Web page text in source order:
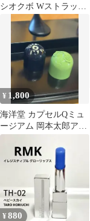
シオクボ Wストラップ
ニットキャミ
¥ 1,800
海洋堂 カプセルQミュ
ージアム 岡本太郎アー
トピース集2 座ること
を拒否する椅子
¥880